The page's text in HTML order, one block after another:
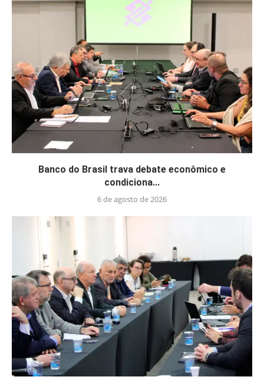
Banco do Brasil trava debate econômico e
condiciona...
6 de agosto de 2026